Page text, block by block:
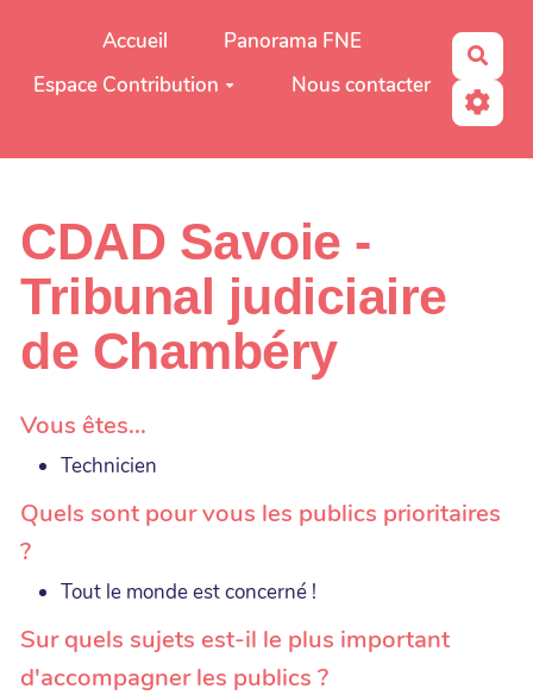
Aller au contenu principal
Accueil
Panorama FNE
Espace Contribution
Nous contacter
CDAD Savoie -
Tribunal judiciaire
de Chambéry
Vous êtes...
Technicien
Quels sont pour vous les publics prioritaires
?
Tout le monde est concerné !
Sur quels sujets est-il le plus important
d'accompagner les publics ?